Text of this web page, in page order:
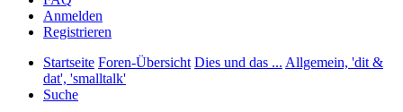
Anmelden
Registrieren
Startseite Foren-Übersicht Dies und das ... Allgemein, 'dit &
dat', 'smalltalk'
Suche